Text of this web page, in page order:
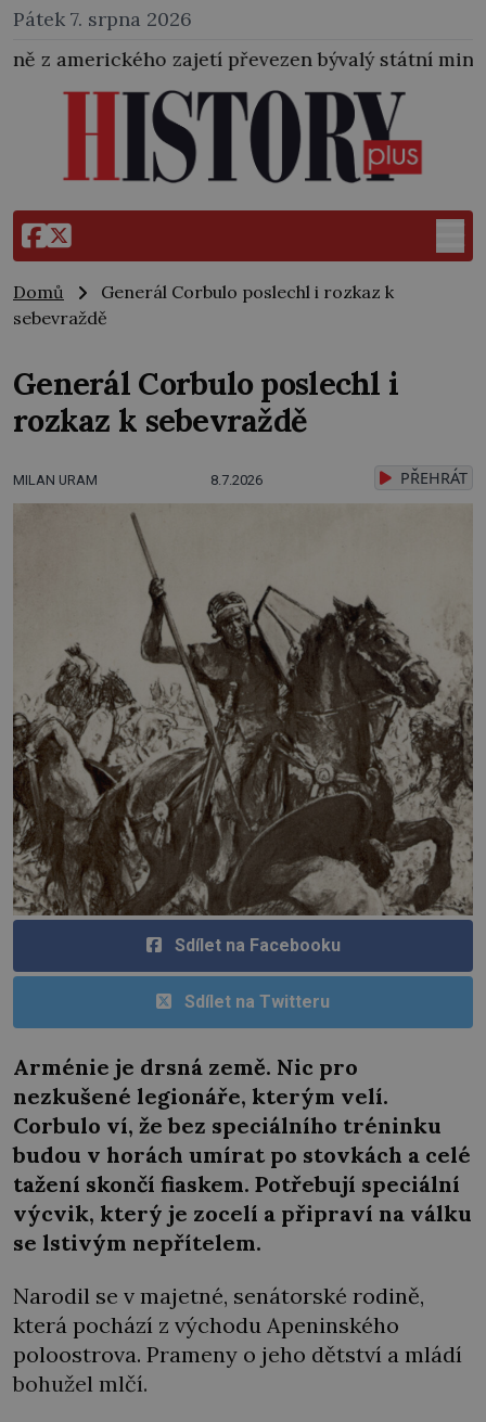
Pátek 7. srpna 2026
převezen bývalý státní ministr pro protektorát
Domů
Generál Corbulo poslechl i rozkaz k
sebevraždě
Generál Corbulo poslechl i
rozkaz k sebevraždě
MILAN URAM 8.7.2026 PŘEHRÁT
Sdílet na Facebooku
Sdílet na Twitteru
Arménie je drsná země. Nic pro
nezkušené legionáře, kterým velí.
Corbulo ví, že bez speciálního tréninku
budou v horách umírat po stovkách a celé
tažení skončí fiaskem. Potřebují speciální
výcvik, který je zocelí a připraví na válku
se lstivým nepřítelem.
Narodil se v majetné, senátorské rodině,
která pochází z východu Apeninského
poloostrova. Prameny o jeho dětství a mládí
bohužel mlčí.